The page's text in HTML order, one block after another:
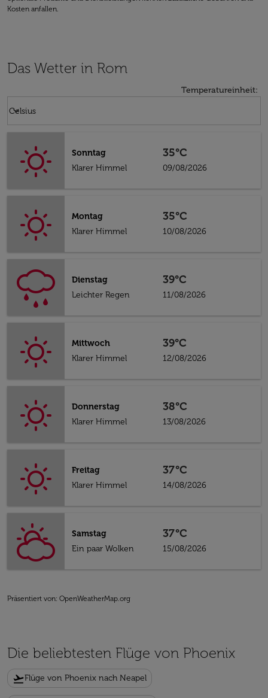
Kosten anfallen.
Das Wetter in Rom
Temperatureinheit:
Celsius
keyboard_arrow_down
Sonntag
Klarer Himmel
35°C
09/08/2026
Montag
Klarer Himmel
35°C
10/08/2026
Dienstag
Leichter Regen
39°C
11/08/2026
Mittwoch
Klarer Himmel
39°C
12/08/2026
Donnerstag
Klarer Himmel
38°C
13/08/2026
Freitag
Klarer Himmel
37°C
14/08/2026
Samstag
Ein paar Wolken
37°C
15/08/2026
Präsentiert von: OpenWeatherMap.org
Die beliebtesten Flüge von Phoenix
flight_takeoffFlüge von Phoenix nach Neapel